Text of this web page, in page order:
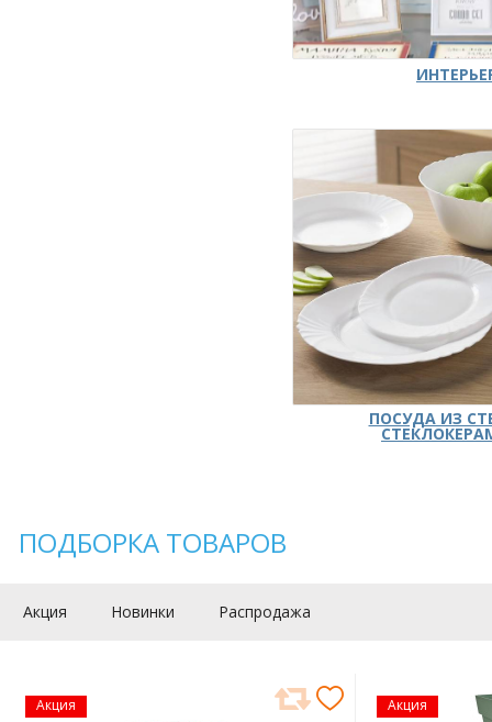
ПОСУДА ИЗ
ПОДБОРКА ТОВАРОВ
Акция Новинки Распродажа
Акция Акция